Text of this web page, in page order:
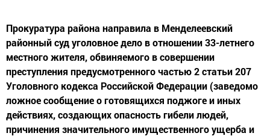
Прокуратура района направила в Менделеевский
районный суд уголовное дело в отношении 33-летнего
местного жителя, обвиняемого в совершении
преступления предусмотренного частью 2 статьи 207
Уголовного кодекса Российской Федерации (заведомо
ложное сообщение о готовящихся поджоге и иных
действиях, создающих опасность гибели людей,
причинения значительного имущественного ущерба и